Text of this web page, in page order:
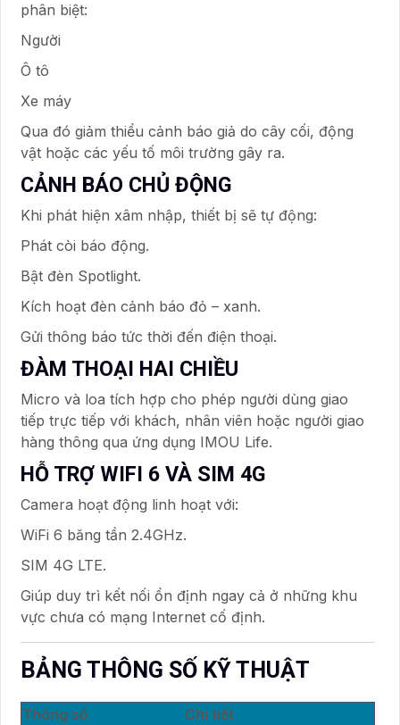
phân biệt:
Người
Ô tô
Xe máy
Qua đó giảm thiểu cảnh báo giả do cây cối, động
vật hoặc các yếu tố môi trường gây ra.
CẢNH BÁO CHỦ ĐỘNG
Khi phát hiện xâm nhập, thiết bị sẽ tự động:
Phát còi báo động.
Bật đèn Spotlight.
Kích hoạt đèn cảnh báo đỏ – xanh.
Gửi thông báo tức thời đến điện thoại.
ĐÀM THOẠI HAI CHIỀU
Micro và loa tích hợp cho phép người dùng giao
tiếp trực tiếp với khách, nhân viên hoặc người giao
hàng thông qua ứng dụng IMOU Life.
HỖ TRỢ WIFI 6 VÀ SIM 4G
Camera hoạt động linh hoạt với:
WiFi 6 băng tần 2.4GHz.
SIM 4G LTE.
Giúp duy trì kết nối ổn định ngay cả ở những khu
vực chưa có mạng Internet cố định.
BẢNG THÔNG SỐ KỸ THUẬT
Thông số Chi tiết